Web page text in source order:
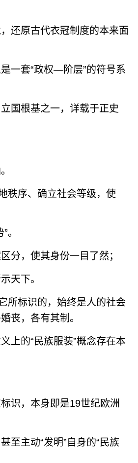
还原古代衣冠制度的本来面
一套“政权—阶层”的符号系
国根基之一，详载于正史
秩序、确立社会等级，使
。
，使其身份一目了然；
天下。
标识的，始终是人的社会
丧，各有其制。
的“民族服装”概念存在本
识，本身即是19世纪欧洲
主动“发明”自身的“民族